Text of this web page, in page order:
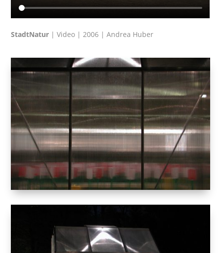
StadtNatur | Video | 2006 | Andrea Huber